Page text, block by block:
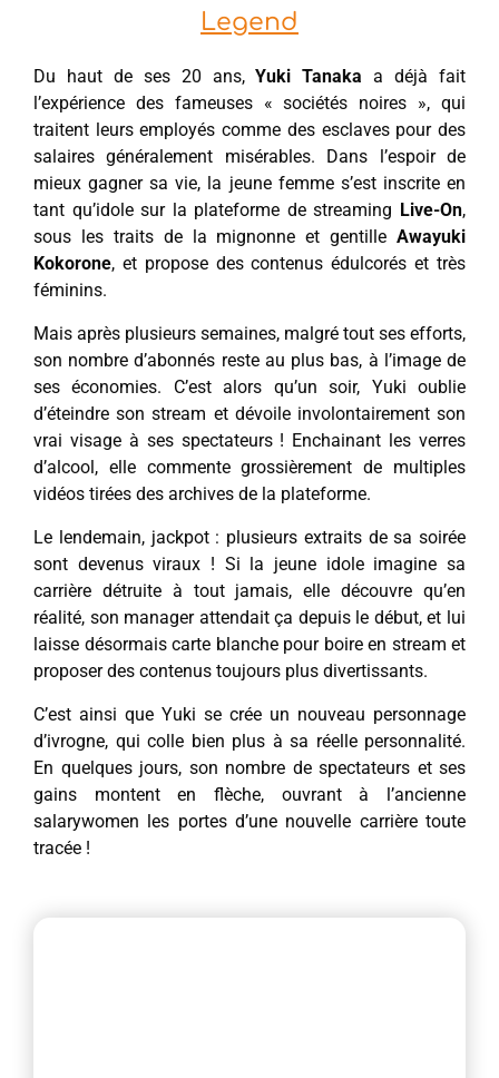
Legend
Du haut de ses 20 ans,Yuki Tanaka a déjà fait
l’expérience des fameuses « sociétés noires », qui
traitent leurs employés comme des esclaves pour des
salaires généralement misérables. Dans l’espoir de
mieux gagner sa vie, la jeune femme s’est inscrite en
tant qu’idole sur la plateforme de streaming Live-On,
sous les traits de la mignonne et gentille Awayuki
Kokorone, et propose des contenus édulcorés et très
féminins.
Mais après plusieurs semaines, malgré tout ses efforts,
son nombre d’abonnés reste au plus bas, à l’image de
ses économies. C’est alors qu’un soir, Yuki oublie
d’éteindre son stream et dévoile involontairement son
vrai visage à ses spectateurs ! Enchainant les verres
d’alcool, elle commente grossièrement de multiples
vidéos tirées des archives de la plateforme.
Le lendemain, jackpot : plusieurs extraits de sa soirée
sont devenus viraux ! Si la jeune idole imagine sa
carrière détruite à tout jamais, elle découvre qu’en
réalité, son manager attendait ça depuis le début, et lui
laisse désormais carte blanche pour boire en stream et
proposer des contenus toujours plus divertissants.
C’est ainsi que Yuki se crée un nouveau personnage
d’ivrogne, qui colle bien plus à sa réelle personnalité.
En quelques jours, son nombre de spectateurs et ses
gains montent en flèche, ouvrant à l’ancienne
salarywomen les portes d’une nouvelle carrière toute
tracée !